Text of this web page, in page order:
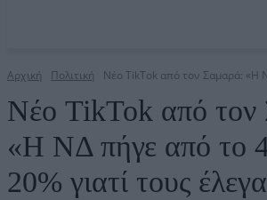
Αρχική Πολιτική Νέο TikTok από τον Σαμαρά: «Η
Νέο TikTok από τον
«Η ΝΔ πήγε από το
20% γιατί τους